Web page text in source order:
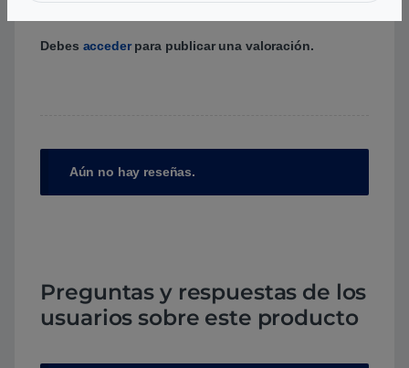
Debes accederpara publicar una valoración.
Aún no hay reseñas.
Preguntas y respuestas de los
usuarios sobre este producto